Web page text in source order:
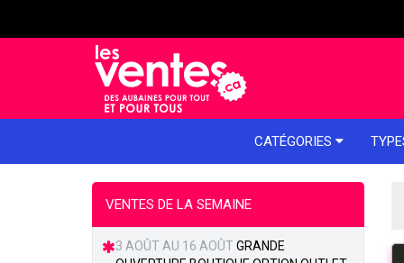
CATÉGORIES
VENTES DE LA SEMAINE
3 AOÛT AU 16 AOÛT GRANDE